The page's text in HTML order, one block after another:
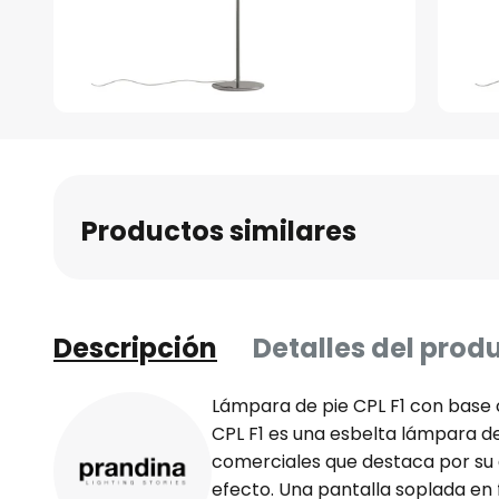
Productos similares
Descripción Detalles del
Lámpara de pie CPL F1 con
CPL F1 es una esbelta lámpara
comerciales que destaca por
efecto. Una pantalla soplada